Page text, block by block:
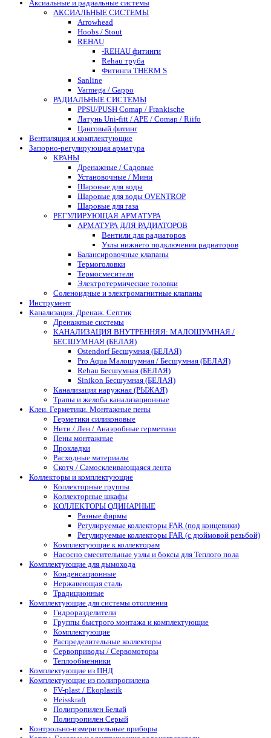
Аксиальные и радиальные системы
АКСИАЛЬНЫЕ СИСТЕМЫ
Arrowhead
Hoobs / Stout
REHAU
-REHAU фитинги
Rehau труба
Фитинги THERM S
Sanline
Varmega / Gappo
РАДИАЛЬНЫЕ СИСТЕМЫ
PPSU/PUSH Comap / Frankische
Латунь Uni-fitt / APE / Comap / Riifo
Цанговый фитинг
Вентиляция и комплектующие
Запорно-регулирующая арматура
КРАНЫ
Дренажные / Садовые
Установочные / Мини
Шаровые для воды
Шаровые для воды OVENTROP
Шаровые для газа
РЕГУЛИРУЮЩАЯ АРМАТУРА
АРМАТУРА ДЛЯ РАДИАТОРОВ
Вентили для радиаторов
Узлы нижнего подключения радиаторов
Балансировочные клапаны
Термоголовки
Термосмесители
Электротермические головки
Соленоидные и электромагнитные клапаны
Инструмент
Канализация. Дренаж. Септик
Дренажные системы
КАНАЛИЗАЦИЯ ВНУТРЕННЯЯ: МАЛОШУМНАЯ /
БЕСШУМНАЯ (БЕЛАЯ)
Ostendorf Бесшумная (БЕЛАЯ)
Pro Aqua Малошумная / Бесшумная (БЕЛАЯ)
Rehau Бесшумная (БЕЛАЯ)
Sinikon Бесшумная (БЕЛАЯ)
Канализация наружная (РЫЖАЯ)
Трапы и желоба канализационные
Клеи. Герметики. Монтажные пены
Герметики силиконовые
Нити / Лен / Анаэробные герметики
Пены монтажные
Прокладки
Расходные материалы
Скотч / Самосклеивающаяся лента
Коллекторы и комплектующие
Коллекторные группы
Коллекторные шкафы
КОЛЛЕКТОРЫ ОДИНАРНЫЕ
Разные фирмы
Регулируемые коллекторы FAR (под концевики)
Регулируемые коллекторы FAR (с дюймовой резьбой)
Комплектующие к коллекторам
Насосно смесительные узлы и боксы для Теплого пола
Комплектующие для дымохода
Конденсационные
Нержавеющая сталь
Традиционные
Комплектующие для системы отопления
Гидроразделители
Группы быстрого монтажа и комплектующие
Комплектующие
Распределительные коллекторы
Сервоприводы / Сервомоторы
Теплообменники
Комплектующие из ПНД
Комплектующие из полипропилена
FV-plast / Ekoplastik
Heisskraft
Полипропилен Белый
Полипропилен Серый
Контрольно-измерительные приборы